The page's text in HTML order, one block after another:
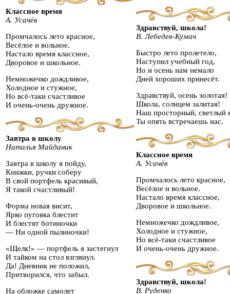
Классное время
А. Усачёв
Промчалось лето красное,
Весёлое и вольное.
Настало время классное,
Дворовое и школьное.
Немножечко дождливое,
Холодное и стужное,
Но всё-таки счастливое
И очень-очень дружное.
Завтра в школу
Наталья Майданик
Завтра в школу я пойду,
Книжки, ручки соберу
В свой портфель красивый,
Я такой счастливый!
Форма новая висит,
Ярко пуговка блестит
И блестят ботиночки
— Ни одной пылиночки!
«Щелк!» — портфель я застегнул
И тайком на стол взглянул.
Да! Дневник не положил,
Притворился, что забыл.
На обложке самолет
Здравствуй, школа!
В. Лебедев-Кумач
Быстро лето пролетело,
Наступил учебный год,
Но и осень нам немало
Дней хороших принесёт.
Здравствуй, осень золотая!
Школа, солнцем залитая!
Наш просторный, светлый
Ты опять встречаешь нас.
Классное время
А. Усачёв
Промчалось лето красное,
Весёлое и вольное.
Настало время классное,
Дворовое и школьное.
Немножечко дождливое,
Холодное и стужное,
Но всё-таки счастливое
И очень-очень дружное.
Здравствуй, школа!
В. Руденко